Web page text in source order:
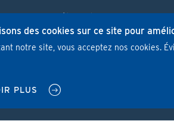
de Lennik 808/612
Bruxelles
555 67 94
des cookies sur ce site pour
notre site, vous acceptez nos cookies.
PLUS